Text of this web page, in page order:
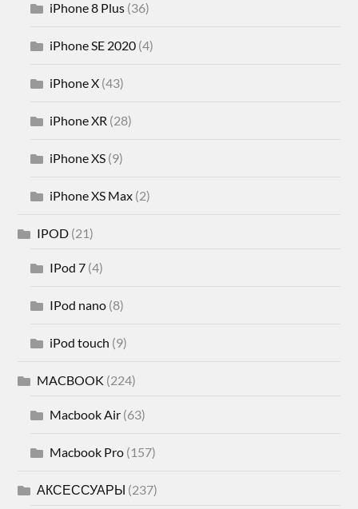
iPhone 8 Plus (36)
iPhone SE 2020 (4)
iPhone X (43)
iPhone XR (28)
iPhone XS (9)
iPhone XS Max (2)
IPOD (21)
IPod 7 (4)
IPod nano (8)
iPod touch (9)
MACBOOK (224)
Macbook Air (63)
Macbook Pro (157)
АКСЕССУАРЫ (237)